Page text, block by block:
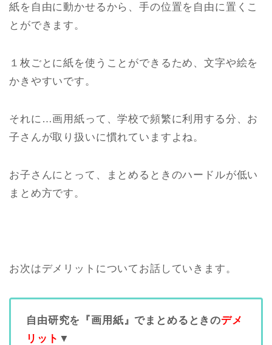
紙を自由に動かせるから、手の位置を自由に置くこ
とができます。
１枚ごとに紙を使うことができるため、文字や絵を
かきやすいです。
それに…画用紙って、学校で頻繁に利用する分、お
子さんが取り扱いに慣れていますよね。
お子さんにとって、まとめるときのハードルが低い
まとめ方です。
お次はデメリットについてお話していきます。
自由研究を『画用紙』でまとめるときのデメ
リット ▼